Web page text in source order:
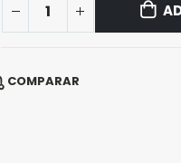
COMPARAR